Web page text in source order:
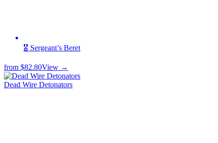
🎖️ Sergeant’s Beret
from $82.80View →
Dead Wire Detonators